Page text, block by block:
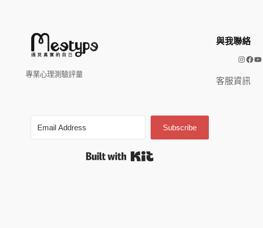
專業心理測驗評量
Subscribe
與我聯絡
@meetype.tw Facebook YouTube
客服資訊